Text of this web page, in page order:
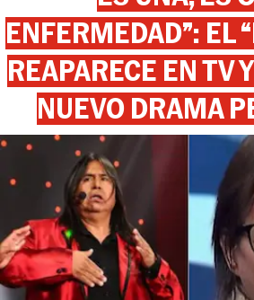
View this post on Instagram
ENFERMEDAD”: EL
REAPARECE EN TV
NUEVO DRAMA